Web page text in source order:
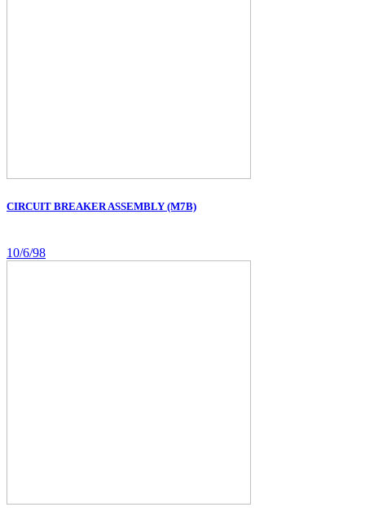
CIRCUIT BREAKER ASSEMBLY (M7B)
10/6/98